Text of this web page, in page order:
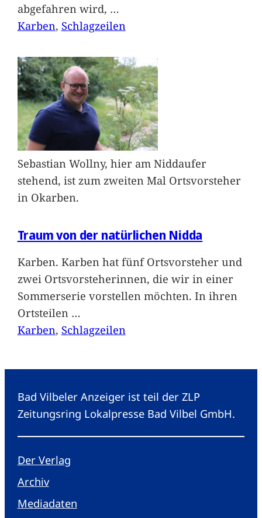
abgefahren wird, …
Karben, Schlagzeilen
Sebastian Wollny, hier am Niddaufer
stehend, ist zum zweiten Mal Ortsvorsteher
in Okarben.
Traum von der natürlichen Nidda
Karben. Karben hat fünf Ortsvorsteher und
zwei Ortsvorsteherinnen, die wir in einer
Sommerserie vorstellen möchten. In ihren
Ortsteilen …
Karben, Schlagzeilen
Bad Vilbeler Anzeiger ist teil der ZLP
Zeitungsring Lokalpresse Bad Vilbel GmbH.
Der Verlag
Archiv
Mediadaten